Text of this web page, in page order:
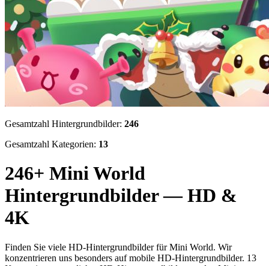
Gesamtzahl Hintergrundbilder: 246
Gesamtzahl Kategorien: 13
246+ Mini World
Hintergrundbilder — HD &
4K
Finden Sie viele HD-Hintergrundbilder für Mini World. Wir
konzentrieren uns besonders auf mobile HD-Hintergrundbilder. 13